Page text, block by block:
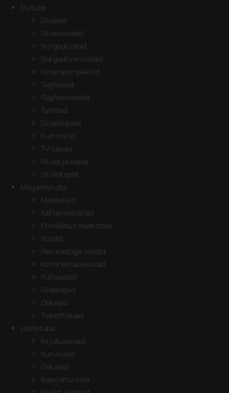
Elutuba
Diivanid
Diivanvoodid
Nurgadiivanid
Nurgadiivanvoodid
Diivanikomplektid
Tugitoolid
Tugitoolvoodid
Tumbad
Diivanilauad
Kummutid
TV-Lauad
Riiulid ja kapid
Vitriinkapid
Magamistuba
Madratsid
Kattemadratsid
Erimõõdus madratsid
Voodid
Pesukastiga voodid
Kontinentaalvoodid
Puitvoodid
Riidekapid
Öökapid
Tualettlauad
Lastetuba
Kirjutuslauad
Kummutid
Öökapid
Raamaturiiulid